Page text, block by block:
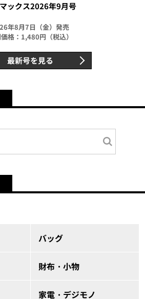
ックス2026年9月号
年8月7日（金）発売
格：1,480円（税込）
最新号を見る
バッグ
財布・小物
家電・デジモノ